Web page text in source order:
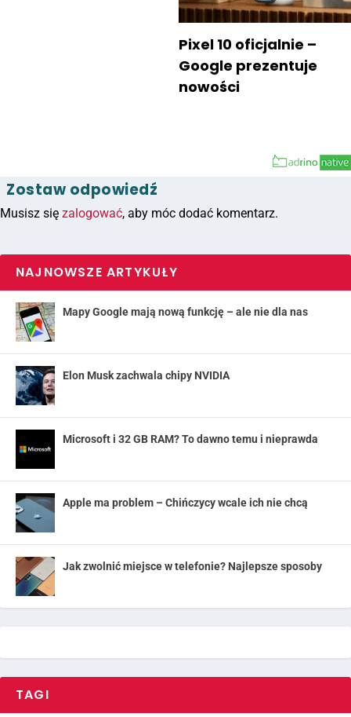
Pixel 10 oficjalnie –
Google prezentuje
nowości
Zostaw odpowiedź
Musisz się zalogować, aby móc dodać komentarz.
NAJNOWSZE ARTYKUŁY
Mapy Google mają nową funkcję – ale nie dla nas
Elon Musk zachwala chipy NVIDIA
Microsoft i 32 GB RAM? To dawno temu i nieprawda
Apple ma problem – Chińczycy wcale ich nie chcą
Jak zwolnić miejsce w telefonie? Najlepsze sposoby
TAGI